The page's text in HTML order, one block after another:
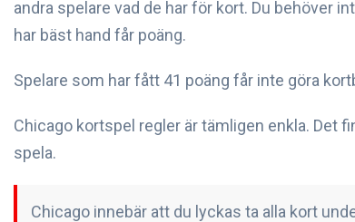
andra spelare vad de har för kort. Du behöver
har bäst hand får poäng.
Spelare som har fått 41 poäng får inte göra
Chicago kortspel regler är tämligen enkla. Det
spela.
Chicago innebär att du lyckas ta alla kort